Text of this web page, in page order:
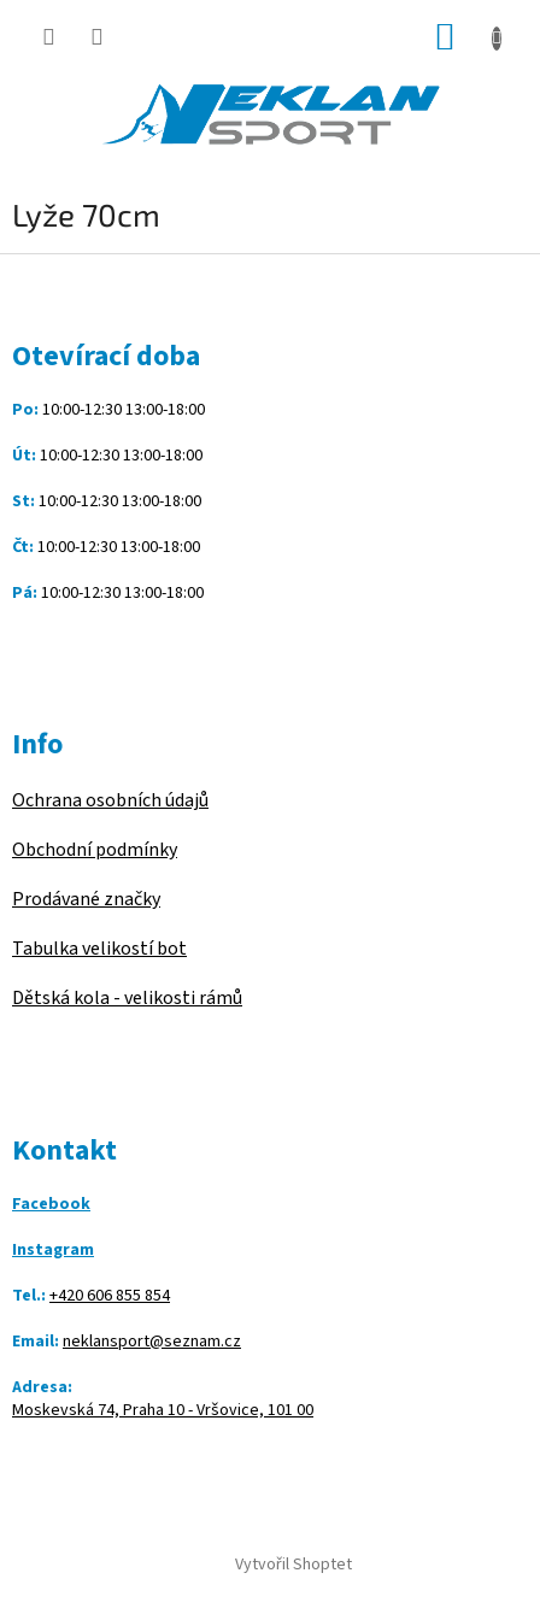
Lyže 70cm
Otevírací doba
Po: 10:00-12:30 13:00-18:00
Út: 10:00-12:30 13:00-18:00
St: 10:00-12:30 13:00-18:00
Čt: 10:00-12:30 13:00-18:00
Pá: 10:00-12:30 13:00-18:00
Info
Ochrana osobních údajů
Obchodní podmínky
Prodávané značky
Tabulka velikostí bot
Dětská kola - velikosti rámů
Kontakt
Facebook
Instagram
Tel.: +420 606 855 854
Email: neklansport@seznam.cz
Adresa:
Moskevská 74, Praha 10 - Vršovice, 101 00
Vytvořil Shoptet